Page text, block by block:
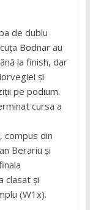
de dublu
Bodnar au
la finish, dar
și
pe podium.
cursa a
compus din
Berariu și
clasat și
(W1x).